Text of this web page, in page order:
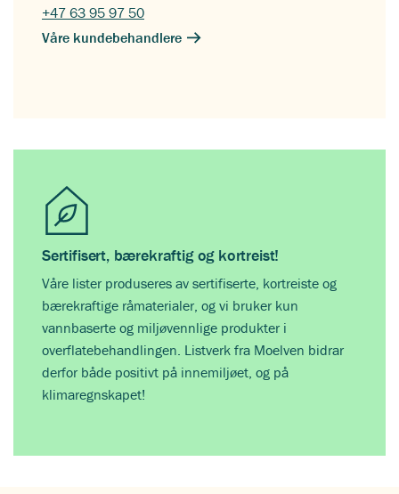
+47 63 95 97 50
Våre kundebehandlere
Sertifisert, bærekraftig og kortreist!
Våre lister produseres av sertifiserte, kortreiste og
bærekraftige råmaterialer, og vi bruker kun
vannbaserte og miljøvennlige produkter i
overflatebehandlingen. Listverk fra Moelven bidrar
derfor både positivt på innemiljøet, og på
klimaregnskapet!